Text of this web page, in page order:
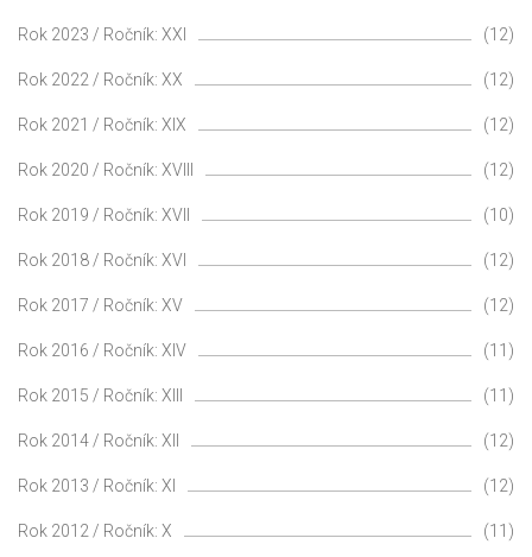
Rok 2023 / Ročník: XXI (12)
Rok 2022 / Ročník: XX (12)
Rok 2021 / Ročník: XIX (12)
Rok 2020 / Ročník: XVIII (12)
Rok 2019 / Ročník: XVII (10)
Rok 2018 / Ročník: XVI (12)
Rok 2017 / Ročník: XV (12)
Rok 2016 / Ročník: XIV (11)
Rok 2015 / Ročník: XIII (11)
Rok 2014 / Ročník: XII (12)
Rok 2013 / Ročník: XI (12)
Rok 2012 / Ročník: X (11)